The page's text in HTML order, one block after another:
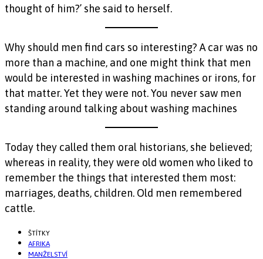
thought of him?’ she said to herself.
Why should men find cars so interesting? A car was no
more than a machine, and one might think that men
would be interested in washing machines or irons, for
that matter. Yet they were not. You never saw men
standing around talking about washing machines
Today they called them oral historians, she believed;
whereas in reality, they were old women who liked to
remember the things that interested them most:
marriages, deaths, children. Old men remembered
cattle.
ŠTÍTKY
AFRIKA
MANŽELSTVÍ